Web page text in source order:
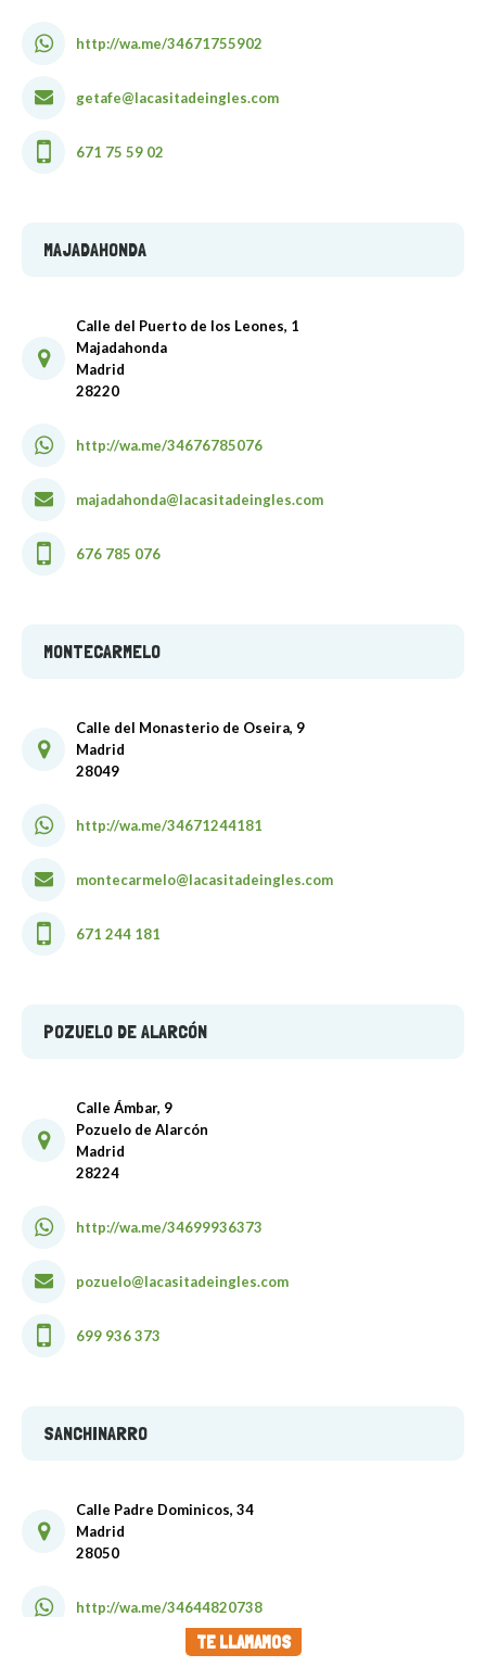
TE LLAMAMOS
http://wa.me/34671755902
getafe@lacasitadeingles.com
671 75 59 02
MAJADAHONDA
Calle del Puerto de los Leones, 1
Majadahonda
Madrid
28220
http://wa.me/34676785076
majadahonda@lacasitadeingles.com
676 785 076
MONTECARMELO
Calle del Monasterio de Oseira, 9
Madrid
28049
http://wa.me/34671244181
montecarmelo@lacasitadeingles.com
671 244 181
POZUELO DE ALARCÓN
Calle Ámbar, 9
Pozuelo de Alarcón
Madrid
28224
http://wa.me/34699936373
pozuelo@lacasitadeingles.com
699 936 373
SANCHINARRO
Calle Padre Dominicos, 34
Madrid
28050
http://wa.me/34644820738
sanchinarro@lacasitadeingles.com